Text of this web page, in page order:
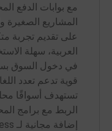
مع بوابات الدفع
المشاريع الصغيرة
على تقديم تجربة
العربية، سهلة
قوية تدعم تعدد
تستهدف أسواقًا